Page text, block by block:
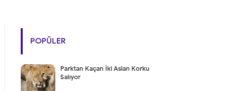
POPÜLER
Parktan Kaçan İki Aslan Korku
Salıyor